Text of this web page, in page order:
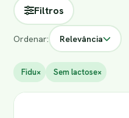
Filtros
Ordenar: Relevância
Fidu× Sem lactose×